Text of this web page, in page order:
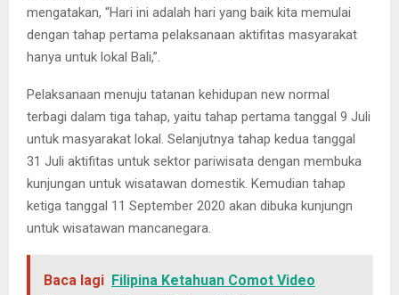
mengatakan, “Hari ini adalah hari yang baik kita memulai
dengan tahap pertama pelaksanaan aktifitas masyarakat
hanya untuk lokal Bali,”.
Pelaksanaan menuju tatanan kehidupan new normal
terbagi dalam tiga tahap, yaitu tahap pertama tanggal 9 Juli
untuk masyarakat lokal. Selanjutnya tahap kedua tanggal
31 Juli aktifitas untuk sektor pariwisata dengan membuka
kunjungan untuk wisatawan domestik. Kemudian tahap
ketiga tanggal 11 September 2020 akan dibuka kunjungn
untuk wisatawan mancanegara.
Baca lagi Filipina Ketahuan Comot Video